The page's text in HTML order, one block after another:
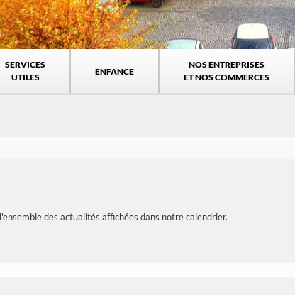
SERVICES
UTILES
ENFANCE
NOS ENTREPRISES
ET NOS COMMERCES
des actualités affichées dans notre calendrier.